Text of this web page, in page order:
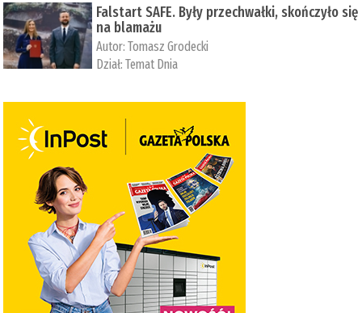
Falstart SAFE. Były przechwałki, skończyło się
na blamażu
Autor:Tomasz Grodecki
Dział:Temat Dnia